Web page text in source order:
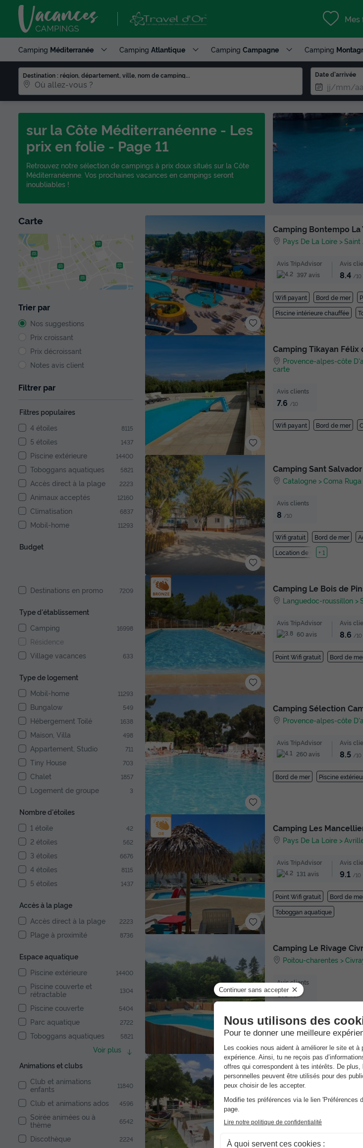
Mes
Camping Méditerranée Camping Atlantique Camping Campagne Camping
Destination : région, département, ville, nom de camping... Date d'arrivée
sur la Côte Méditerranéenne - Les
prix en folie - Page 11
Retrouvez notre sélection de campings à prix doux situés sur la Côte
Méditerranéenne. Vos prochaines vacances en campings seront
inoubliables !
Carte
Trier par
Nos suggestions
Prix croissant
Prix décroissant
Notes avis client
Filtrer par
Filtres populaires
4 étoiles
8115
5 étoiles 1437
Piscine extérieure 14400
Toboggans aquatiques 5821
Accès direct à la plage 2223
Animaux acceptés 12160
Climatisation 6837
Mobil-home 11293
Budget
Destinations en promo 7209
Type d'établissement
Camping
16998
Résidence
Village vacances
633
Type de logement
Mobil-home
11293
Bungalow 549
Hébergement Toilé 1638
Maison, Villa 498
Appartement, Studio 711
Tiny House 703
Chalet 1857
Logement de groupe 3
Nombre d'étoiles
1 étoile
42
2 étoiles 562
3 étoiles 6676
4 étoiles 8115
5 étoiles 1437
Accès à la plage
Accès direct à la plage
2223
Plage à proximité 8736
Espace aquatique
Piscine extérieure
14400
Piscine couverte et
rétractable
1304
Piscine couverte 5404
Parc aquatique 2722
Toboggans aquatiques 5821
Voir plus
Animations et clubs
Club et animations
enfants
11840
Club et animations ados 4596
Soirée animées ou à
thème
6542
Discothèque 2224
Camping Bontempo La
Pays De La Loire Saint
Avis TripAdvisor
397 avis
Avis
8.4 /10
Wifi payant Bord de mer
Piscine intérieure chauffée
Camping Tikayan Félix
Provence-alpes-côte
carte
Avis clients
7.6 /10
Wifi payant Bord de mer
Camping Sant Salvador
Catalogne Coma Ruga
Avis clients
8 /10
Wifi gratuit Bord de mer
Location de vélos
+ 1
Camping Le Bois de
Languedoc-roussillon
Avis TripAdvisor
60 avis
Avis
8.6 /10
Point Wifi gratuit Bord de
Camping Sélection
Provence-alpes-côte
Avis TripAdvisor
260 avis
Avis
8.5 /10
Bord de mer Piscine
Camping Les
Pays De La Loire
Avis TripAdvisor
131 avis
Avis
9.1 /10
Point Wifi gratuit Bord de
Toboggan aquatique
Camping Le Rivage
Poitou-charentes
Avis clients
8.8 /10
Wifi payant Mini-golf
Camping Portes
Midi-pyrénées Pamiers
Avis clients